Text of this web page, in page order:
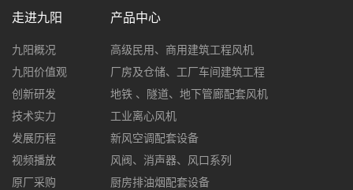
走进九阳
九阳概况
九阳价值观
创新研发
技术实力
发展历程
视频播放
原厂采购
产品中心
高级民用、商用建筑工程风机
厂房及仓储、工厂车间建筑工程
地铁 、隧道、地下管廊配套风机
工业离心风机
新风空调配套设备
风阀、消声器、风口系列
厨房排油烟配套设备